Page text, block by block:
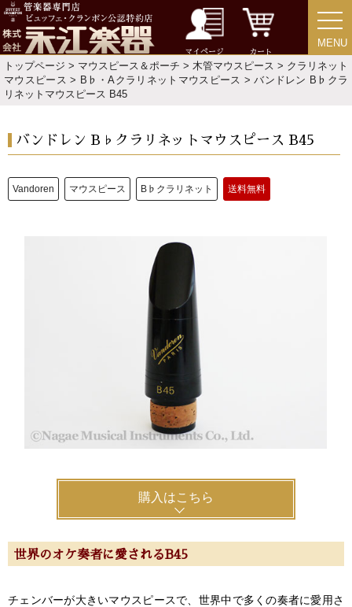
マイページ カート
MENU
MENU
トップページ > マウスピース＆ポーチ > 木管マウスピース > クラリネット
マウスピース > B♭・Aクラリネットマウスピース > バンドレン B♭クラ
リネットマウスピース B45
バンドレン B♭クラリネットマウスピース B45
Vandoren マウスピース B♭クラリネット 送料無料
購入はこちら
世界のオケ奏者に愛されるB45
チェンバーが大きいマウスピースで、世界中で多くの奏者に愛用さ